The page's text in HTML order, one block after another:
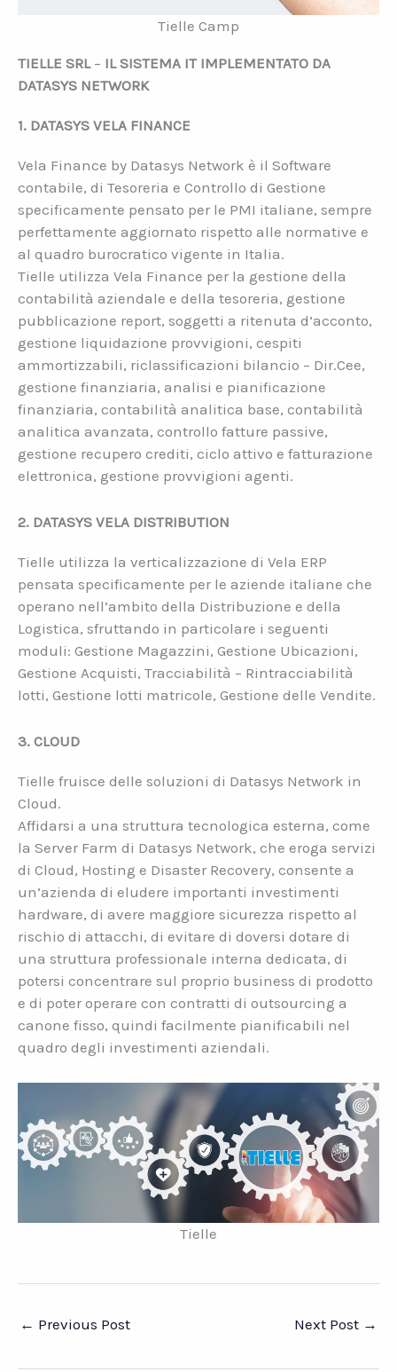
Tielle Camp
TIELLE SRL– IL SISTEMA IT IMPLEMENTATO DA
DATASYS NETWORK
1. DATASYS VELA FINANCE
Vela Finance by Datasys Network è il Software
contabile, di Tesoreria e Controllo di Gestione
specificamente pensato per le PMI italiane, sempre
perfettamente aggiornato rispetto alle normative e
al quadro burocratico vigente in Italia.
Tielle utilizza Vela Finance per la gestione della
contabilità aziendale e della tesoreria, gestione
pubblicazione report, soggetti a ritenuta d’acconto,
gestione liquidazione provvigioni, cespiti
ammortizzabili, riclassificazioni bilancio – Dir.Cee,
gestione finanziaria, analisi e pianificazione
finanziaria, contabilità analitica base, contabilità
analitica avanzata, controllo fatture passive,
gestione recupero crediti, ciclo attivo e fatturazione
elettronica, gestione provvigioni agenti.
2. DATASYS VELA DISTRIBUTION
Tielle utilizza la verticalizzazione di Vela ERP
pensata specificamente per le aziende italiane che
operano nell’ambito della Distribuzione e della
Logistica, sfruttando in particolare i seguenti
moduli: Gestione Magazzini, Gestione Ubicazioni,
Gestione Acquisti, Tracciabilità – Rintracciabilità
lotti, Gestione lotti matricole, Gestione delle Vendite.
3. CLOUD
Tielle fruisce delle soluzioni di Datasys Network in
Cloud.
Affidarsi a una struttura tecnologica esterna, come
la Server Farm di Datasys Network, che eroga servizi
di Cloud, Hosting e Disaster Recovery, consente a
un’azienda di eludere importanti investimenti
hardware, di avere maggiore sicurezza rispetto al
rischio di attacchi, di evitare di doversi dotare di
una struttura professionale interna dedicata, di
potersi concentrare sul proprio business di prodotto
e di poter operare con contratti di outsourcing a
canone fisso, quindi facilmente pianificabili nel
quadro degli investimenti aziendali.
Tielle
← Previous Post Next Post →